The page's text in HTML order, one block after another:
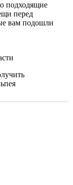
подходящие
перед
вам подошли